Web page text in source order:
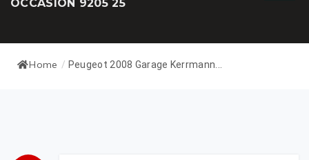
OCCASION 9205 25
Home / Peugeot 2008 Garage Kerrmann...